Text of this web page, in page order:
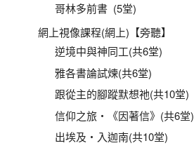
哥林多前書 (5堂)
網上視像課程(網上)【旁聽】
逆境中與神同工(共6堂)
雅各書論試煉(共6堂)
跟從主的腳蹤默想祂(共10堂)
信仰之旅‧《因著信》(共6堂)
出埃及‧入迦南(共10堂)